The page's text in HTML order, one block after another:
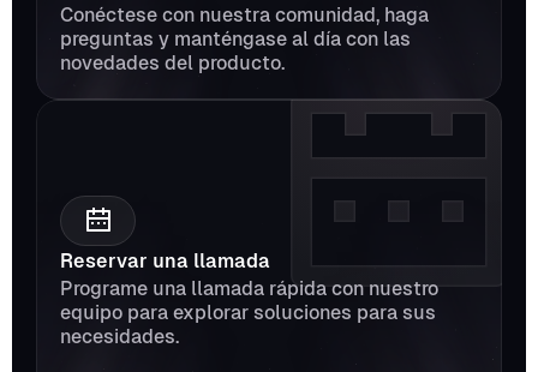
Conéctese con nuestra comunidad, haga
preguntas y manténgase al día con las
novedades del producto.
Reservar una llamada
Programe una llamada rápida con nuestro
equipo para explorar soluciones para sus
necesidades.